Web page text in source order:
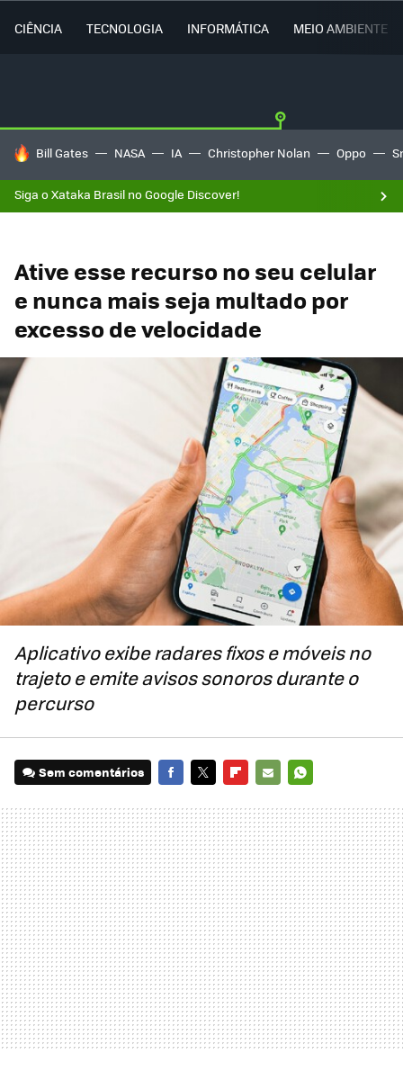
CIÊNCIA TECNOLOGIA INFORMÁTICA MEIO AMBIENTE
TENDÊNCIAS DO DIA
Bill Gates NASA IA Christopher Nolan Oppo
Siga o Xataka Brasil no Google Discover!
Ative esse recurso no seu celular
e nunca mais seja multado por
excesso de velocidade
Aplicativo exibe radares fixos e móveis no
trajeto e emite avisos sonoros durante o
percurso
Sem comentários
MAIL